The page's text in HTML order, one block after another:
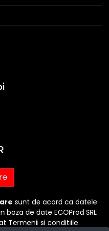
sunt de acord ca datele
de date ECOProd SRL
Termenii si conditiile.